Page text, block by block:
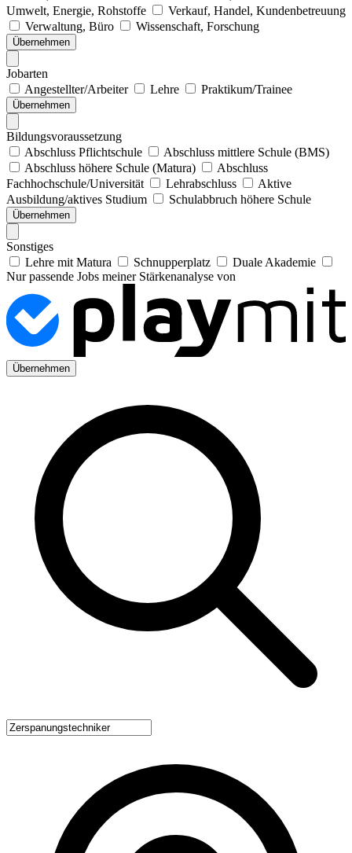
Umwelt, Energie, Rohstoffe
Verkauf, Handel, Kundenbetreuung
Verwaltung, Büro
Wissenschaft, Forschung
Übernehmen
Jobarten
Angestellter/Arbeiter
Lehre Praktikum/Trainee
Übernehmen
Bildungsvoraussetzung
Abschluss Pflichtschule
Abschluss mittlere Schule (BMS)
Abschluss höhere Schule (Matura)
Abschluss
Fachhochschule/Universität
Lehrabschluss
Aktive
Ausbildung/aktives Studium
Schulabbruch höhere Schule
Übernehmen
Sonstiges
Lehre mit Matura
Schnupperplatz
Duale Akademie
Nur passende Jobs meiner Stärkenanalyse von
Übernehmen